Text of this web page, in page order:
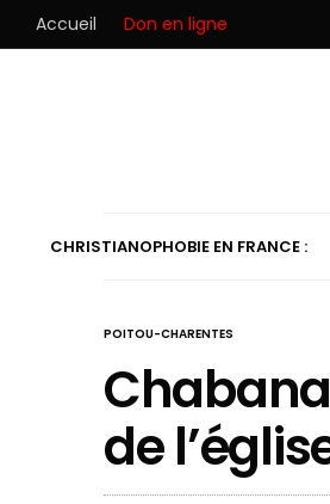
Accueil Don en ligne
CHRISTIANOPHOBIE EN FRANCE :
POITOU-CHARENTES
de